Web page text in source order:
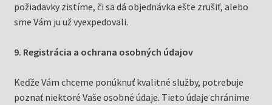
požiadavky zistíme, či sa dá objednávka ešte zrušiť, alebo
sme Vám ju už vyexpedovali.
9. Registrácia a ochrana osobných údajov
Keďže Vám chceme ponúknuť kvalitné služby, potrebuje
poznať niektoré Vaše osobné údaje. Tieto údaje chránime